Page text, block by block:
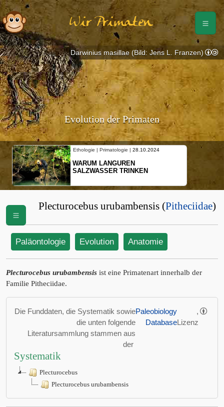
Wir Primaten
Evolution der Primaten
Ethologie | Primatologie | 28.10.2024
WARUM LANGUREN
SALZWASSER TRINKEN
Darwinius masillae (Bild: Jens L. Franzen)
Plecturocebus urubambensis (Pitheciidae)
Paläontologie Evolution Anatomie
Plecturocebus urubambensis ist eine Primatenart innerhalb der
Familie Pitheciidae.
Die Funddaten, die Systematik sowie
die unten folgende
Literatursammlung stammen aus
der
Paleobiology
Database
,
Lizenz
Systematik
Plecturocebus
Plecturocebus urubambensis